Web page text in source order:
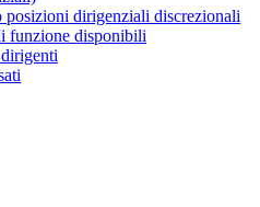
posizioni dirigenziali discrezionali
funzione disponibili